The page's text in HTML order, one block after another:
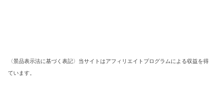
〈景品表示法に基づく表記〉当サイトはアフィリエイトプログラムによる収益を得
ています。